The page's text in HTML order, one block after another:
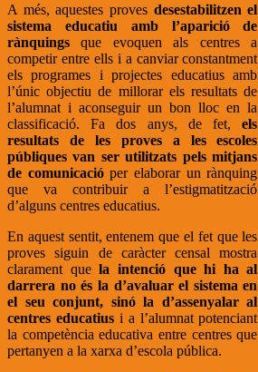
A més, aquestes proves desestabilitzen el
sistema educatiu amb l’aparició de
rànquings que evoquen als centres a
competir entre ells i a canviar constantment
els programes i projectes educatius amb
l’únic objectiu de millorar els resultats de
l’alumnat i aconseguir un bon lloc en la
classificació. Fa dos anys, de fet,els
resultats de les proves a les escoles
públiques van ser utilitzats pels mitjans
de comunicacióper elaborar un rànquing
que va contribuir a l’estigmatització
d’alguns centres educatius.
En aquest sentit, entenem que el fet que les
proves siguin de caràcter censal mostra
clarament quela intenció que hi ha al
darrera no és la d’avaluar el sistema en
el seu conjunt, sinó la d’assenyalar al
centres educatiusi a l’alumnat potenciant
la competència educativa entre centres que
pertanyen a la xarxa d’escola pública.